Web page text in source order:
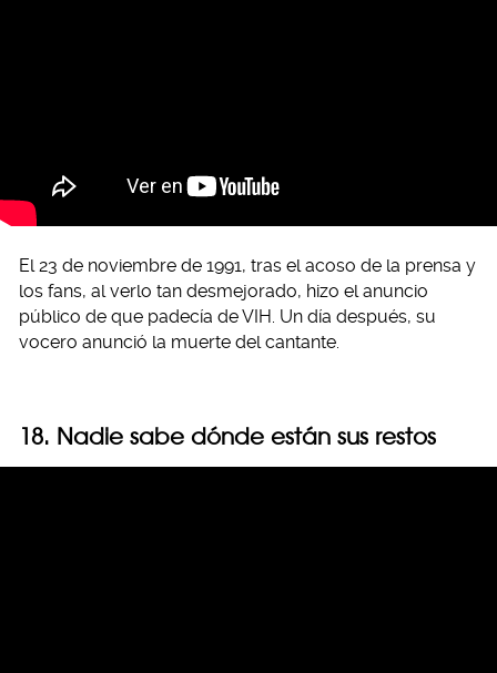
El 23 de noviembre de 1991, tras el acoso de la prensa y
los fans, al verlo tan desmejorado, hizo el anuncio
público de que padecía de VIH. Un día después, su
vocero anunció la muerte del cantante.
18. Nadie sabe dónde están sus restos